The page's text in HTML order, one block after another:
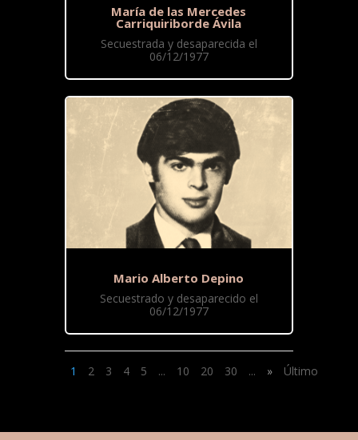
María de las Mercedes
Carriquiriborde Ávila
Secuestrada y desaparecida el
06/12/1977
Mario Alberto Depino
Secuestrado y desaparecido el
06/12/1977
1 2 3 4 5 ... 10 20 30 ... » Último